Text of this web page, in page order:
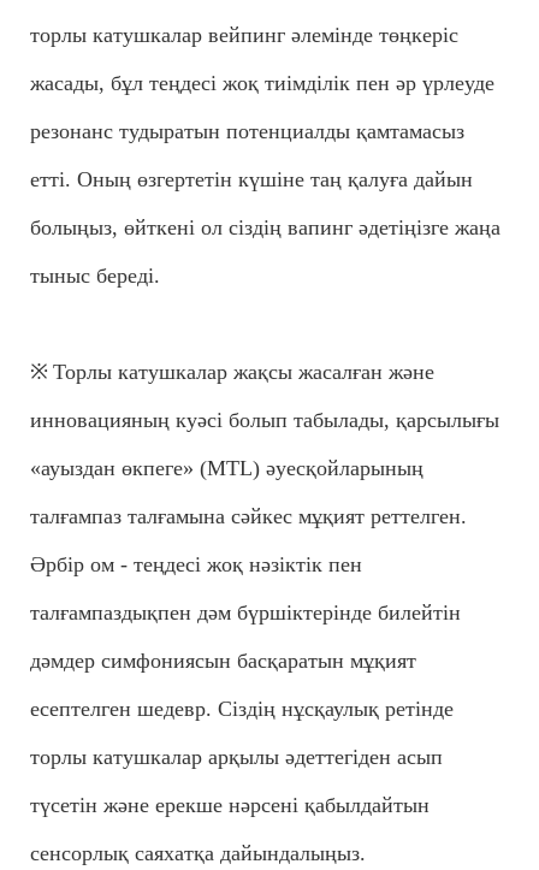
торлы катушкалар вейпинг әлемінде төңкеріс
жасады, бұл теңдесі жоқ тиімділік пен әр үрлеуде
резонанс тудыратын потенциалды қамтамасыз
етті. Оның өзгертетін күшіне таң қалуға дайын
болыңыз, өйткені ол сіздің вапинг әдетіңізге жаңа
тыныс береді.
※ Торлы катушкалар жақсы жасалған және
инновацияның куәсі болып табылады, қарсылығы
«ауыздан өкпеге» (MTL) әуесқойларының
талғампаз талғамына сәйкес мұқият реттелген.
Әрбір ом - теңдесі жоқ нәзіктік пен
талғампаздықпен дәм бүршіктерінде билейтін
дәмдер симфониясын басқаратын мұқият
есептелген шедевр. Сіздің нұсқаулық ретінде
торлы катушкалар арқылы әдеттегіден асып
түсетін және ерекше нәрсені қабылдайтын
сенсорлық саяхатқа дайындалыңыз.